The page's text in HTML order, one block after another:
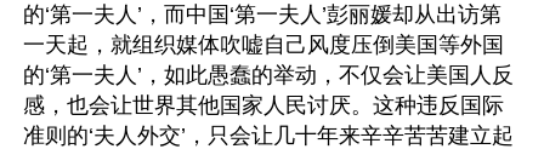
的‘第一夫人’，而中国‘第一夫人’彭丽媛却从出访第
一天起，就组织媒体吹嘘自己风度压倒美国等外国
的‘第一夫人’，如此愚蠢的举动，不仅会让美国人反
感，也会让世界其他国家人民讨厌。这种违反国际
准则的‘夫人外交’，只会让几十年来辛辛苦苦建立起